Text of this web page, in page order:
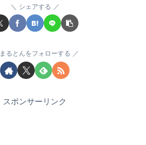
シェアする
まるとんをフォローする
スポンサーリンク